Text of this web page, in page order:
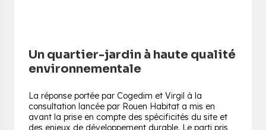
Un quartier-jardin à haute qualité
environnementale
La réponse portée par Cogedim et Virgil à la
consultation lancée par Rouen Habitat a mis en
avant la prise en compte des spécificités du site et
des enjeux de développement durable. Le parti pris